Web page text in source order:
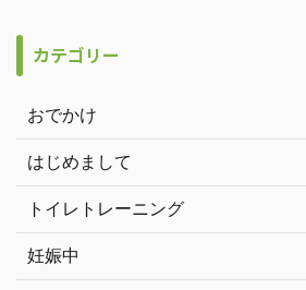
カテゴリー
おでかけ
はじめまして
トイレトレーニング
妊娠中